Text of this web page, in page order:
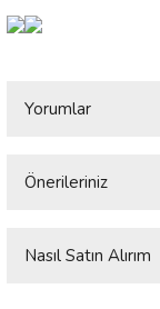
Yorumlar
Önerileriniz
yetersiz gördüğünüz
Nasıl Satın Alırım